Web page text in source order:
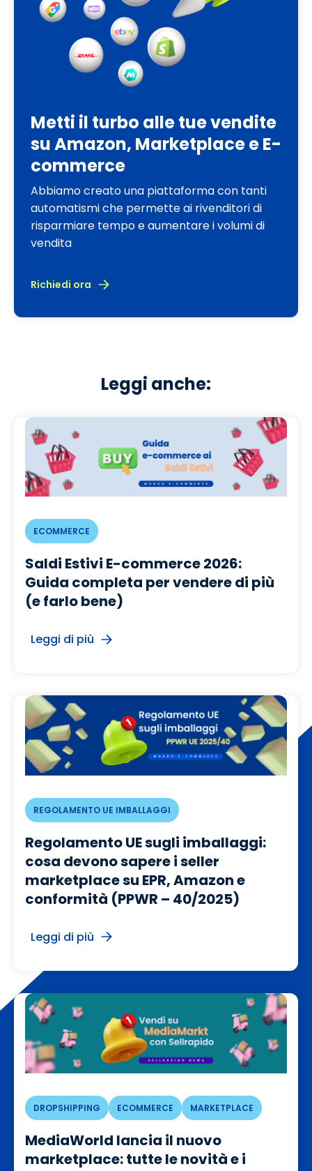
Metti il turbo alle tue vendite
su Amazon, Marketplace e E-
commerce
Abbiamo creato una piattaforma con tanti
automatismi che permette ai rivenditori di
risparmiare tempo e aumentare i volumi di
vendita
Richiedi ora
Leggi anche:
ECOMMERCE
Saldi Estivi E-commerce 2026:
Guida completa per vendere di più
(e farlo bene)
Leggi di più
REGOLAMENTO UE IMBALLAGGI
Regolamento UE sugli imballaggi:
cosa devono sapere i seller
marketplace su EPR, Amazon e
conformità (PPWR – 40/2025)
Leggi di più
DROPSHIPPING ECOMMERCE MARKETPLACE
MediaWorld lancia il nuovo
marketplace: tutte le novità e i